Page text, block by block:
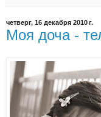
четверг, 16 декабря 2010 г.
Моя доча -